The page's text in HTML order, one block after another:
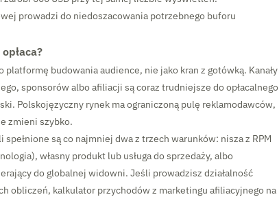
prowadzi do niedoszacowania potrzebnego buforu
budowania audience, nie jako kran z gotówką. Kanały
sponsorów albo afiliacji są coraz trudniejsze do opłacalnego
Polskojęzyczny rynek ma ograniczoną pulę reklamodawców,
zmieni szybko.
spełnione są co najmniej dwa z trzech warunków: nisza z RPM
własny produkt lub usługa do sprzedaży, albo
do globalnej widowni. Jeśli prowadzisz działalność
obliczeń, kalkulator przychodów z marketingu afiliacyjnego na